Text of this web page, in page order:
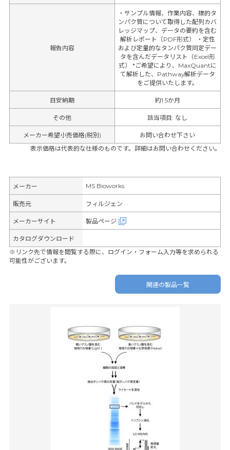
報告内容
・サンプル情報、作業内容、標的タ
ンパク質について取得した配列カバ
レッジマップ、データの要約を含む
解析レポート（PDF形式） ・定性
および定量的なタンパク質同定デー
タを含んだデータリスト（Excel形
式） *ご希望により、MaxQuantに
て解析した、Pathway解析データ
をご提供いたします。
目安納期 約1.5か月
その他 該当項目: なし
メーカー希望小売価格(税別)
お問い合わせ下さい
表示価格は代表的な仕様のものです。詳細はお問い合わせください。
メーカー MS Bioworks
販売元 フィルジェン
メーカーサイト 製品ページ
カタログダウンロード
※リンク先で情報を閲覧する際に、ログイン・フォーム入力等を求められる
可能性がございます。
関連の製品一覧